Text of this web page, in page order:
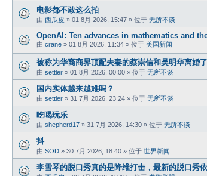
电影都不敢这么拍
由 西瓜皮 » 01 8月 2026, 15:47 » 位于 无所不谈
OpenAI: Ten advances in mathematics and
由 crane » 01 8月 2026, 11:34 » 位于 美国新闻
被称为华裔商界顶配夫妻的蔡崇信和吴明华离婚了
由 settler » 01 8月 2026, 00:00 » 位于 无所不谈
国内实体越来越难吗？
由 settler » 31 7月 2026, 23:24 » 位于 无所不谈
吃喝玩乐
由 shepherd17 » 31 7月 2026, 14:30 » 位于 无所不谈
抖
由 SOD » 30 7月 2026, 18:40 » 位于 世界新闻
李雪琴的脱口秀真的是降维打击，最新的脱口秀